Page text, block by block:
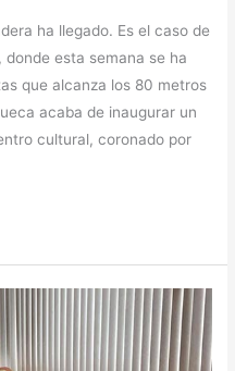
ha llegado. Es el caso de
esta semana se ha
que alcanza los 80 metros
acaba de inaugurar un
cultural, coronado por